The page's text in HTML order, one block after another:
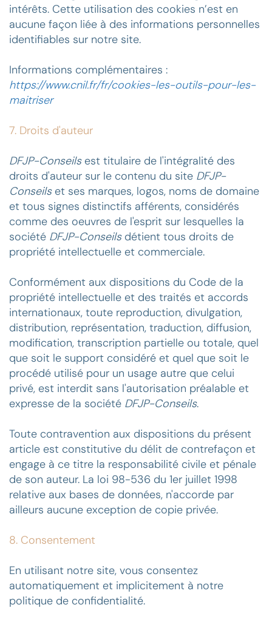
intérêts. Cette utilisation des cookies n’est en
aucune façon liée à des informations personnelles
identifiables sur notre site.
Informations complémentaires :
https://www.cnil.fr/fr/cookies-les-outils-pour-les-
maitriser
7. Droits d'auteur
DFJP-Conseilsest titulaire de l'intégralité des
droits d'auteur sur le contenu du site DFJP-
Conseilset ses marques, logos, noms de domaine
et tous signes distinctifs afférents, considérés
comme des oeuvres de l'esprit sur lesquelles la
société DFJP-Conseilsdétient tous droits de
propriété intellectuelle et commerciale.
Conformément aux dispositions du Code de la
propriété intellectuelle et des traités et accords
internationaux, toute reproduction, divulgation,
distribution, représentation, traduction, diffusion,
modification, transcription partielle ou totale, quel
que soit le support considéré et quel que soit le
procédé utilisé pour un usage autre que celui
privé, est interdit sans l'autorisation préalable et
expresse de la société DFJP-Conseils.
Toute contravention aux dispositions du présent
article est constitutive du délit de contrefaçon et
engage à ce titre la responsabilité civile et pénale
de son auteur. La loi 98-536 du 1er juillet 1998
relative aux bases de données, n'accorde par
ailleurs aucune exception de copie privée.
8. Consentement
En utilisant notre site, vous consentez
automatiquement et implicitement à notre
politique de confidentialité.